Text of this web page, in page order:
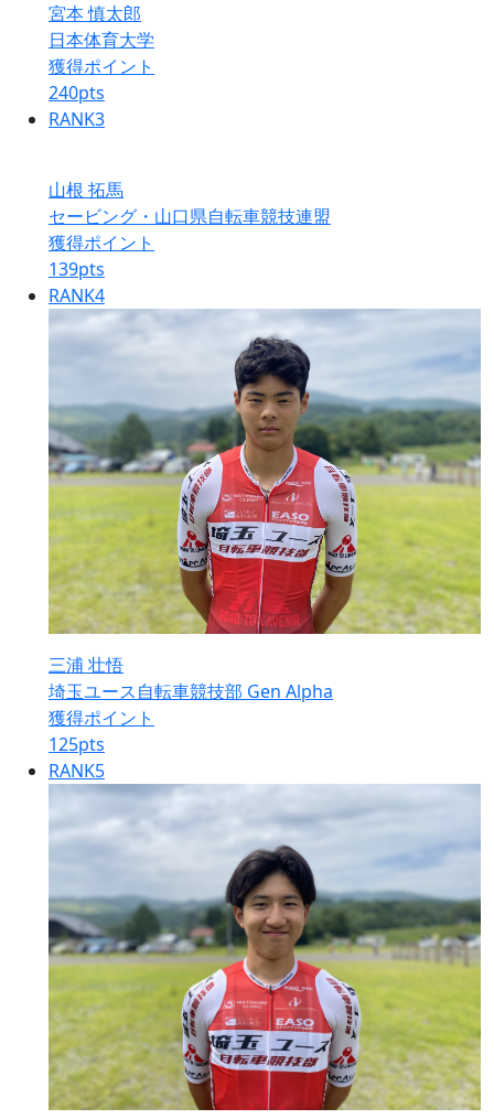
宮本 慎太郎
日本体育大学
獲得ポイント
240pts
RANK3
山根 拓馬
セービング・山口県自転車競技連盟
獲得ポイント
139pts
RANK4
三浦 壮悟
埼玉ユース自転車競技部 Gen Alpha
獲得ポイント
125pts
RANK5